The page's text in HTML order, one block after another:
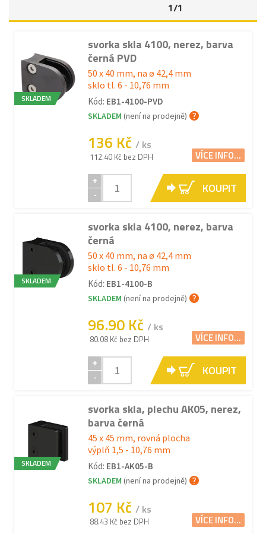
1/1
SKLADEM
svorka skla 4100, nerez, barva
černá PVD
50 x 40 mm, na ø 42,4 mm
sklo tl. 6 - 10,76 mm
Kód: EB1-4100-PVD
SKLADEM (není na prodejně)
136 Kč / ks
112.40 Kč bez DPH VÍCE INFO...
+
-
KOUPIT
SKLADEM
svorka skla 4100, nerez, barva
černá
50 x 40 mm, na ø 42,4 mm
sklo tl. 6 - 10,76 mm
Kód: EB1-4100-B
SKLADEM (není na prodejně)
96.90 Kč / ks
80.08 Kč bez DPH VÍCE INFO...
+
-
KOUPIT
SKLADEM
svorka skla, plechu AK05, nerez,
barva černá
45 x 45 mm, rovná plocha
výplň 1,5 - 10,76 mm
Kód: EB1-AK05-B
SKLADEM (není na prodejně)
107 Kč / ks
88.43 Kč bez DPH VÍCE INFO...